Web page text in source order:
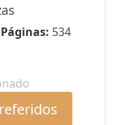
534